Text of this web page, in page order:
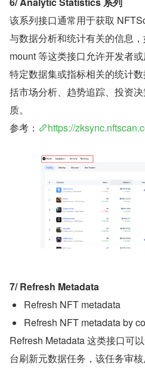
该系列接口通常用于获取
与数据分析和统计有关的信息
mount 等这类接口允许开发者
特定数据集或指标相关的统计
括市场分析、趋势追踪、投资
质。
参考：
https://
7/ Refresh Metadata
Refresh NFT metadata
Refresh NFT metadata by
Refresh Metadata 这类接口可
台刷新元数据任务，该任务审